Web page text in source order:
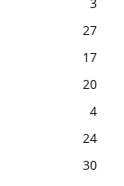
27
17
20
4
24
30